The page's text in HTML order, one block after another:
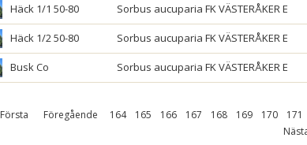
Häck 1/1 50-80 Sorbus aucuparia FK VÄSTERÅKER E
Häck 1/2 50-80 Sorbus aucuparia FK VÄSTERÅKER E
Busk Co Sorbus aucuparia FK VÄSTERÅKER E
Första Föregående 164 165 166 167 168 169 170 171